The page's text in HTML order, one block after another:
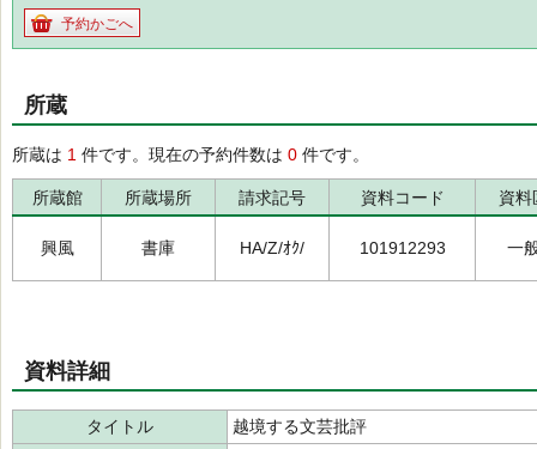
予約かごへ
所蔵
所蔵は 1 件です。現在の予約件数は 0 件です。
所蔵館 所蔵場所 請求記号 資料コード 資料
興風 書庫 HA/Z/ｵｸ/ 101912293 一
資料詳細
タイトル
越境する文芸批評